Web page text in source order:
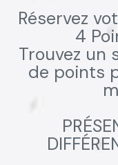
Réservez
4
Trouvez un
de points